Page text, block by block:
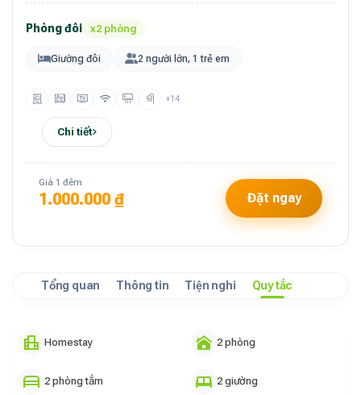
Phòng đôi x2 phòng
Giường đôi 2 người lớn, 1 trẻ em
+14
Chi tiết
Giá 1 đêm
1.000.000 ₫ Đặt ngay
Tổng quan Thông tin Tiện nghi Quy tắc
Homestay 2 phòng
2 phòng tắm 2 giường